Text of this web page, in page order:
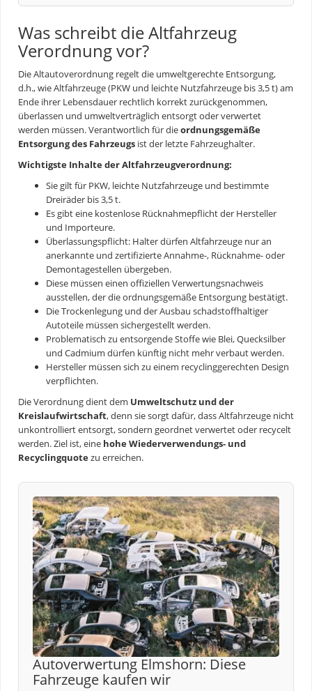
Was schreibt die Altfahrzeug
Verordnung vor?
Die Altautoverordnung regelt die umweltgerechte Entsorgung,
d.h., wie Altfahrzeuge (PKW und leichte Nutzfahrzeuge bis 3,5 t) am
Ende ihrer Lebensdauer rechtlich korrekt zurückgenommen,
überlassen und umweltverträglich entsorgt oder verwertet
werden müssen. Verantwortlich für dieordnungsgemäße
Entsorgung des Fahrzeugs ist der letzte Fahrzeughalter.
Wichtigste Inhalte der Altfahrzeugverordnung:
Sie gilt für PKW, leichte Nutzfahrzeuge und bestimmte
Dreiräder bis 3,5 t.
Es gibt eine kostenlose Rücknahmepflicht der Hersteller
und Importeure.
Überlassungspflicht: Halter dürfen Altfahrzeuge nur an
anerkannte und zertifizierte Annahme-, Rücknahme- oder
Demontagestellen übergeben.
Diese müssen einen offiziellen Verwertungsnachweis
ausstellen, der die ordnungsgemäße Entsorgung bestätigt.
Die Trockenlegung und der Ausbau schadstoffhaltiger
Autoteile müssen sichergestellt werden.
Problematisch zu entsorgende Stoffe wie Blei, Quecksilber
und Cadmium dürfen künftig nicht mehr verbaut werden.
Hersteller müssen sich zu einem recyclinggerechten Design
verpflichten.
Die Verordnung dient dem Umweltschutz und der
Kreislaufwirtschaft, denn sie sorgt dafür, dass Altfahrzeuge nicht
unkontrolliert entsorgt, sondern geordnet verwertet oder recycelt
werden. Ziel ist, eine hohe Wiederverwendungs- und
Recyclingquotezu erreichen.
Autoverwertung Elmshorn: Diese
Fahrzeuge kaufen wir